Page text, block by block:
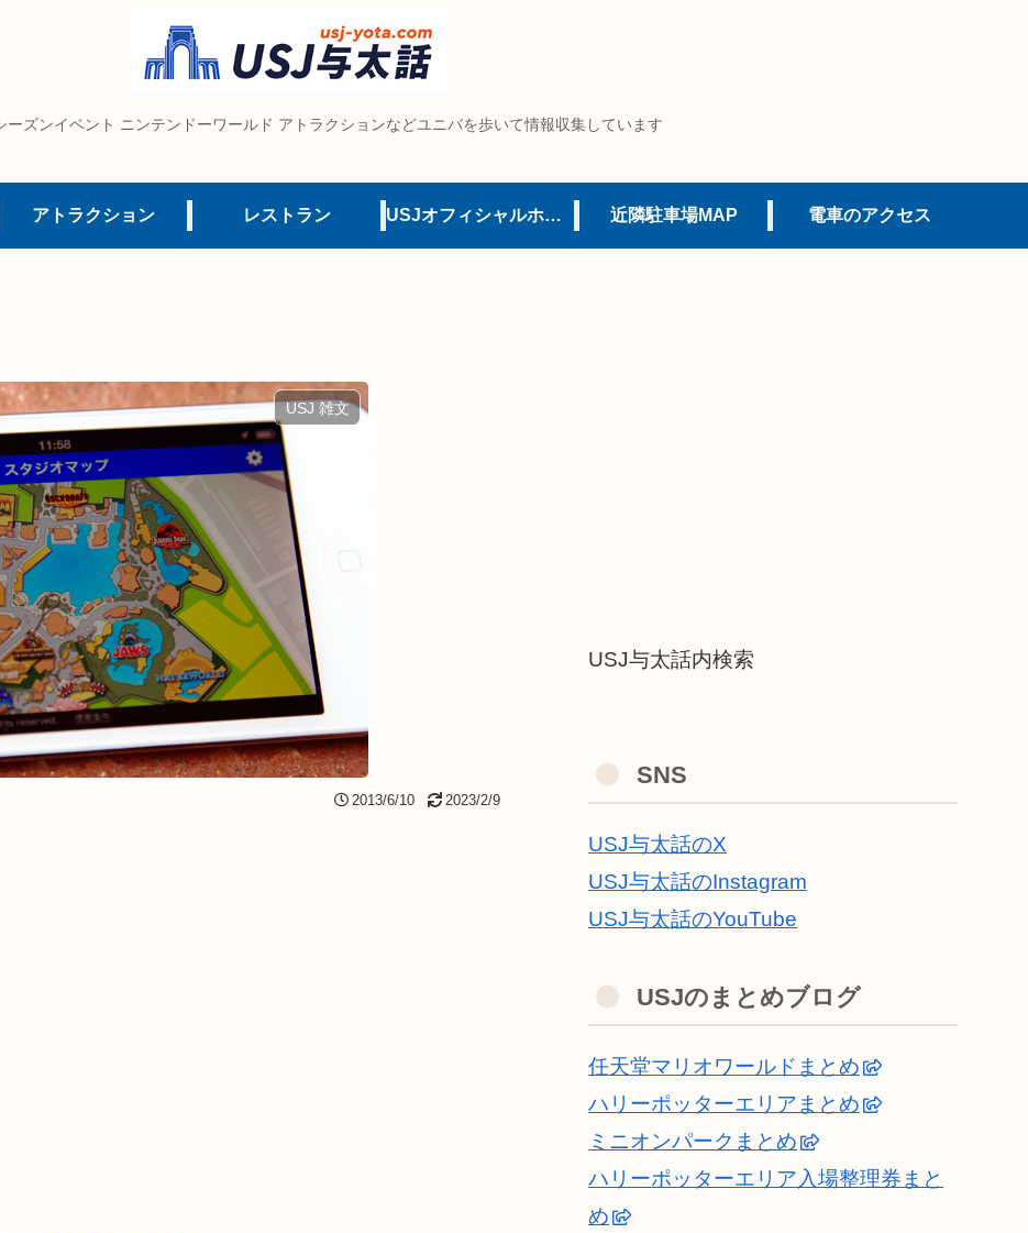
ーズンイベント ニンテンドーワールド アトラクションなどユニバを歩いて情報収集しています
アトラクション レストラン USJオフィシャルホテル 近隣駐車場MAP 電車のアクセス
USJ 雑文
2013/6/10 2023/2/9
USJ与太話内検索
SNS
USJ与太話のX
USJ与太話のInstagram
USJ与太話のYouTube
USJのまとめブログ
任天堂マリオワールドまとめ
ハリーポッターエリアまとめ
ミニオンパークまとめ
ハリーポッターエリア入場整理券まと
め